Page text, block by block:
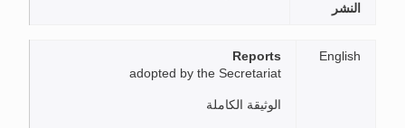
النشر
English
Reports
adopted by the Secretariat
الوثيقة الكاملة